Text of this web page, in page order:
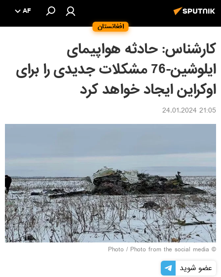
افغانستان
AF
کارشناس: حادثه هواپیمای
ایلوشین-76 مشکلات جدیدی را برای
اوکراین ایجاد خواهد کرد
21:05 24.01.2024
© Photo / Photo from the social media
عضو شوید